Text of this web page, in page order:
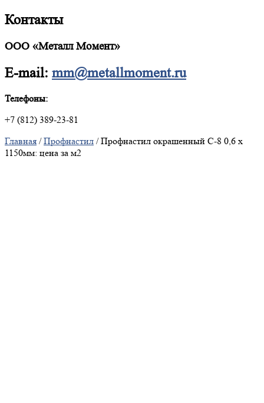
Контакты
ООО «Металл Момент»
E-mail: mm@metallmoment.ru
Телефоны:
+7 (812) 389-23-81
Главная /Профнастил / Профнастил окрашенный С-8 0,6 х
1150мм: цена за м2